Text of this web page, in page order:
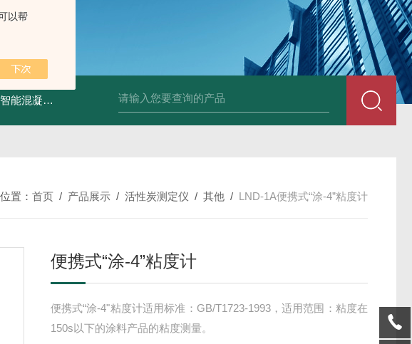
以帮
凝土电杆检测系统 LP-4混凝土电杆检测仪 LW-4电杆荷载挠度自动测量仪（无线
置： 首页 / 产品展示 / 活性炭测定仪 / 其他 / LND-1A便携式“涂-4”粘度计
便携式“涂-4”粘度计
便携式“涂-4"粘度计适用标准：GB/T1723-1993，适用范围：粘度在
150s以下的涂料产品的粘度测量。